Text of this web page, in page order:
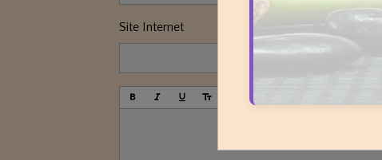
Site Internet